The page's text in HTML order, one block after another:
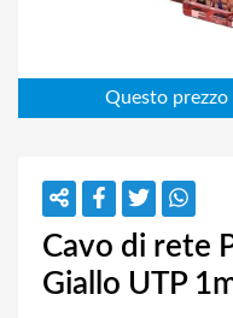
Cavo di rete
Giallo UTP